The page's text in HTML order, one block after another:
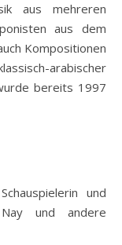
aus mehreren
aus dem
Kompositionen
arabischer
bereits 1997
Schauspielerin und
und andere